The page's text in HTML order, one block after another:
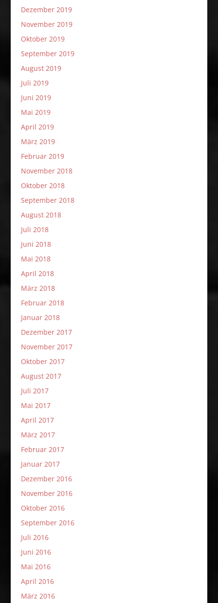
Dezember 2019
November 2019
Oktober 2019
September 2019
August 2019
Juli 2019
Juni 2019
Mai 2019
April 2019
März 2019
Februar 2019
November 2018
Oktober 2018
September 2018
August 2018
Juli 2018
Juni 2018
Mai 2018
April 2018
März 2018
Februar 2018
Januar 2018
Dezember 2017
November 2017
Oktober 2017
August 2017
Juli 2017
Mai 2017
April 2017
März 2017
Februar 2017
Januar 2017
Dezember 2016
November 2016
Oktober 2016
September 2016
Juli 2016
Juni 2016
Mai 2016
April 2016
März 2016